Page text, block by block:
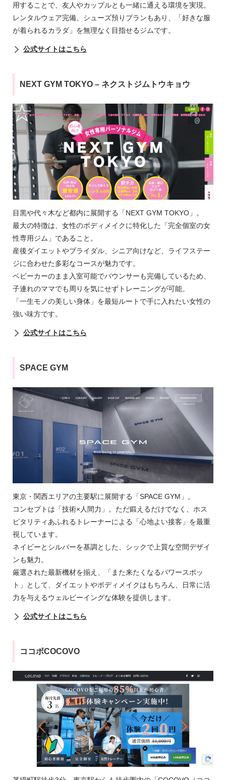
用することで、友人やカップルとも一緒に通える環境を実現。
レンタルウェア完備、シューズ預りプランもあり、「好きな服
が着られるカラダ」を無理なく目指せるジムです。
公式サイトはこちら
NEXT GYM TOKYO – ネクストジムトウキョウ
目黒や代々木など都内に展開する「NEXT GYM TOKYO」。
最大の特徴は、女性のボディメイクに特化した「完全個室の女
性専用ジム」であること。
産後ダイエットやブライダル、シニア向けなど、ライフステー
ジに合わせた多彩なコースが魅力です。
ベビーカーのまま入室可能でバウンサーも完備しているため、
子連れのママでも周りを気にせずトレーニングが可能。
「一生モノの美しい身体」を最短ルートで手に入れたい女性の
強い味方です。
公式サイトはこちら
SPACE GYM
東京・関西エリアの主要駅に展開する「SPACE GYM」。
コンセプトは「技術×人間力」。ただ鍛えるだけでなく、ホス
ピタリティあふれるトレーナーによる「心地よい接客」を最重
視しています。
ネイビーとシルバーを基調とした、シックで上質な空間デザイ
ンも魅力。
厳選された最新機材を揃え、「また来たくなるパワースポッ
ト」として、ダイエットやボディメイクはもちろん、日常に活
力を与えるウェルビーイングな体験を提供します。
公式サイトはこちら
ココボCOCOVO